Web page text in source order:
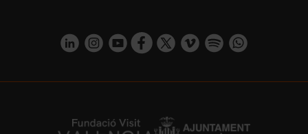
https://www.linkedin.com/company/turismo-valencia/mycompany/
https://www.instagram.com/visit_valencia/
https://www.youtube.com/user/
https://www.facebook.com/
https://twitter.com/
https://vimeo.com/
https://https://api.whatsapp.com/